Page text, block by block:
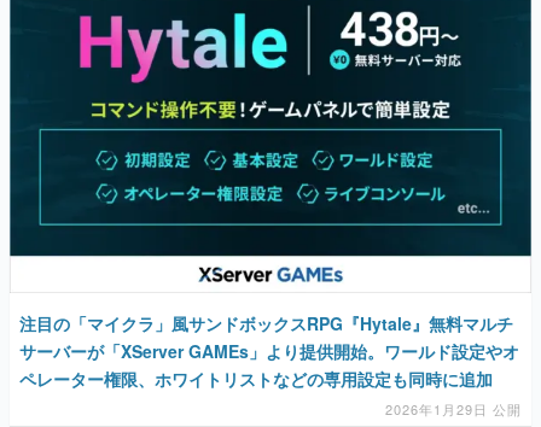
注目の「マイクラ」風サンドボックスRPG『Hytale』無料マルチ
サーバーが「XServer GAMEs」より提供開始。ワールド設定やオ
ペレーター権限、ホワイトリストなどの専用設定も同時に追加
2026年1月29日 公開